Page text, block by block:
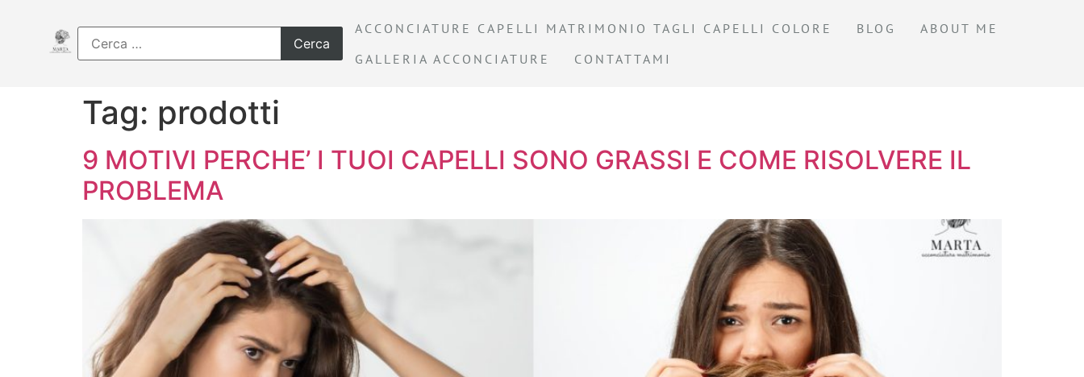
ACCONCIATURE CAPELLI MATRIMONIO TAGLI CAPELLI COLORE BLOG
ABOUT ME
GALLERIA ACCONCIATURE
CONTATTAMI
Tag: prodotti
9 MOTIVI PERCHE’ I TUOI CAPELLI SONO GRASSI E COME RISOLVERE IL
PROBLEMA